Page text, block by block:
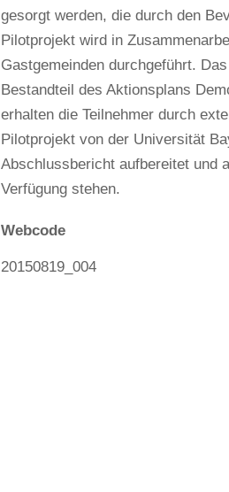
gesorgt werden, die durch den
Pilotprojekt wird in
Gastgemeinden durchgeführt.
Bestandteil des Aktionsplans
erhalten die Teilnehmer durch
Pilotprojekt von der Universität
Abschlussbericht aufbereitet und
Verfügung stehen.
Webcode
20150819_004